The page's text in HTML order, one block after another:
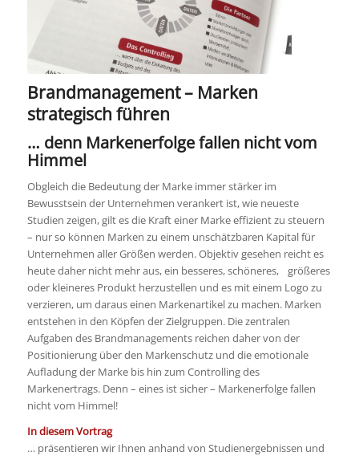
Brandmanagement – Marken
strategisch führen
… denn Markenerfolge fallen nicht vom
Himmel
Obgleich die Bedeutung der Marke immer stärker im
Bewusstsein der Unternehmen verankert ist, wie neueste
Studien zeigen, gilt es die Kraft einer Marke effizient zu steuern
– nur so können Marken zu einem unschätzbaren Kapital für
Unternehmen aller Größen werden. Objektiv gesehen reicht es
heute daher nicht mehr aus, ein besseres, schöneres, größeres
oder kleineres Produkt herzustellen und es mit einem Logo zu
verzieren, um daraus einen Markenartikel zu machen. Marken
entstehen in den Köpfen der Zielgruppen. Die zentralen
Aufgaben des Brandmanagements reichen daher von der
Positionierung über den Markenschutz und die emotionale
Aufladung der Marke bis hin zum Controlling des
Markenertrags. Denn – eines ist sicher – Markenerfolge fallen
nicht vom Himmel!
In diesem Vortrag
… präsentieren wir Ihnen anhand von Studienergebnissen und